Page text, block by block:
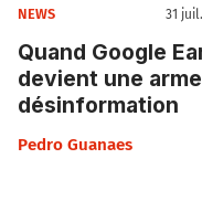
NEWS 31
Quand Google
devient une
désinformation
Pedro Guanaes